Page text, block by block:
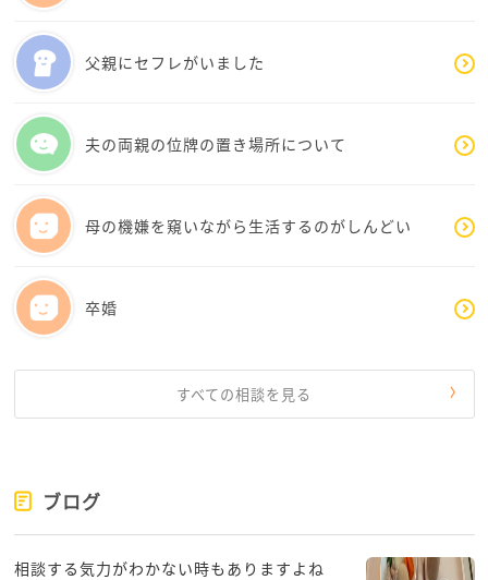
感」を作る方が現実的かもしれません。
・仕事上は淡々と接する
・家では深い話をしすぎない
・無理に“理想の親子”を目指さない
・罪悪感で距離を縮めない
こうした線引きは、悪いことではありません。
親子だから必ず仲良くしなければいけない、何でも分
かり合わなければいけない、ということはないと思い
父親にセフレがいました
夫の両親の位牌の置き場所について
母の機嫌を窺いながら生活するのがしんどい
卒婚
すべての相談を見る
ブログ
相談する気力がわかない時もありますよね